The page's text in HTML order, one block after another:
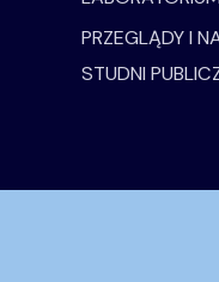
PRZEGLĄDY I
STUDNI